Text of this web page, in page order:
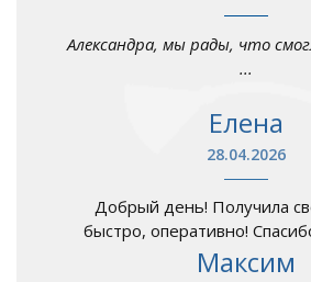
Александра, мы рады, что
...
Елена
28.04.2026
Добрый день! Получила
быстро, оперативно!
Максим